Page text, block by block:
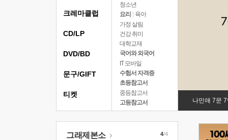
청소년
요리
육아
가정 살림
건강 취미
대학교재
국어와 외국어
IT 모바일
수험서 자격증
초등참고서
중등참고서
고등참고서
나민애 7문
크레마클럽
CD/LP
DVD/BD
문구/GIFT
티켓
그래제본소 4/4